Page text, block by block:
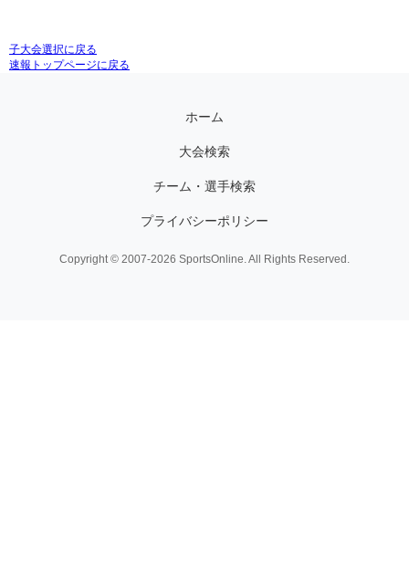
子大会選択に戻る
速報トップページに戻る
ホーム
大会検索
チーム・選手検索
プライバシーポリシー
Copyright © 2007-2026 SportsOnline. All Rights Reserved.